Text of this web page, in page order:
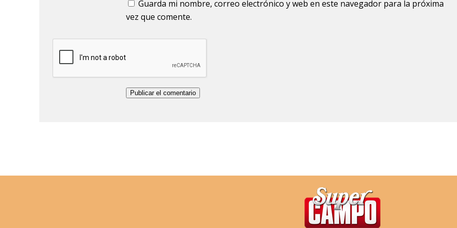
Guarda mi nombre, correo electrónico y web en este navegador para la próxima
vez que comente.